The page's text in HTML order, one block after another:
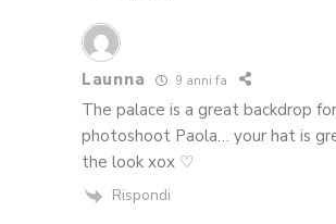
Launna 9 anni fa
The palace is a great backdrop
photoshoot Paola… your hat is
the look xox ♡
Rispondi